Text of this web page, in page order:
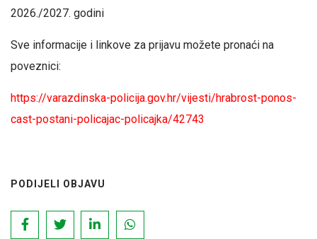
2026./2027. godini
Sve informacije i linkove za prijavu možete pronaći na
poveznici:
https://varazdinska-policija.gov.hr/vijesti/hrabrost-ponos-
cast-postani-policajac-policajka/42743
PODIJELI OBJAVU